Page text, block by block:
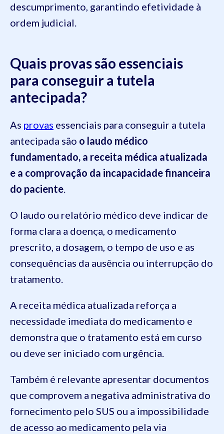
descumprimento, garantindo efetividade à
ordem judicial.
Quais provas são essenciais
para conseguir a tutela
antecipada?
As provas essenciais para conseguir a tutela
antecipada são o laudo médico
fundamentado, a receita médica atualizada
e a comprovação da incapacidade financeira
do paciente.
O laudo ou relatório médico deve indicar de
forma clara a doença, o medicamento
prescrito, a dosagem, o tempo de uso e as
consequências da ausência ou interrupção do
tratamento.
A receita médica atualizada reforça a
necessidade imediata do medicamento e
demonstra que o tratamento está em curso
ou deve ser iniciado com urgência.
Também é relevante apresentar documentos
que comprovem a negativa administrativa do
fornecimento pelo SUS ou a impossibilidade
de acesso ao medicamento pela via